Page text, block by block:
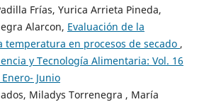
Frías, Yurica Arrieta Pineda,
Alarcon, Evaluación de la
temperatura en procesos de secado ,
y Tecnología Alimentaria: Vol. 16
Junio
Miladys Torrenegra , María